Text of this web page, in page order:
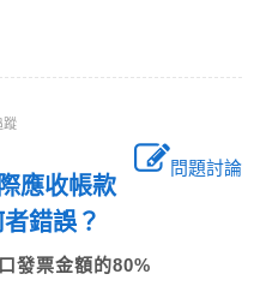
蹤
問題討論
應收帳款
錯誤？
發票金額的80%